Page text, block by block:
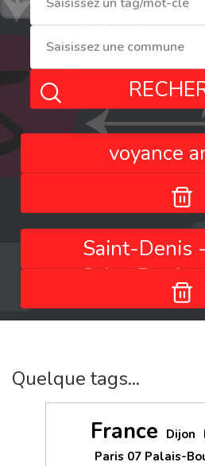
voyance
Saint-Denis
Saint-Denis
France -
Quelque tags...
France Dijon
Paris 07 Palais-